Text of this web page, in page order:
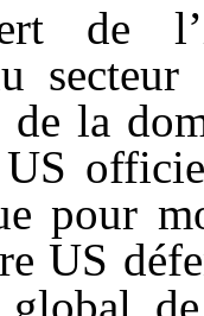
de
la
pour
US